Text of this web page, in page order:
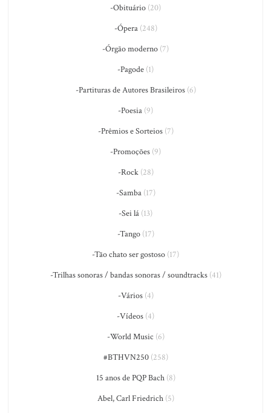
-Obituário (20)
-Ópera(248)
-Órgão moderno (7)
-Pagode (1)
-Partituras de Autores Brasileiros(6)
-Poesia (9)
-Prêmios e Sorteios(7)
-Promoções (9)
-Rock(28)
-Samba(17)
-Sei lá (13)
-Tango(17)
-Tão chato ser gostoso (17)
-Trilhas sonoras / bandas sonoras / soundtracks(41)
-Vários(4)
-Vídeos (4)
-World Music (6)
#BTHVN250(258)
15 anos de PQP Bach(8)
Abel, Carl Friedrich(5)